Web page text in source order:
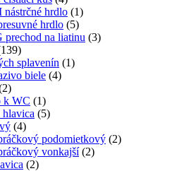
hrdlo (1)
hrdlo (5)
prechod na liatinu (3)
splavenín (1)
biele (4)
k WC (1)
hlavica (5)
(4)
podomietkový (2)
vonkajší (2)
(2)